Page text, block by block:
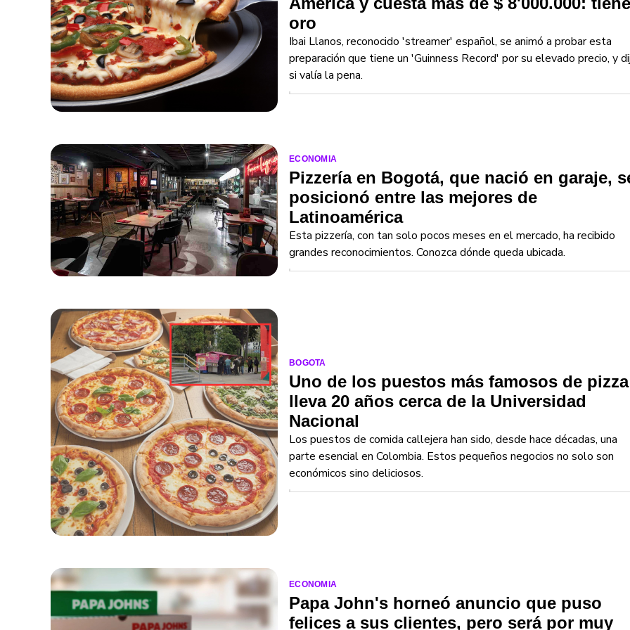
oro
Ibai Llanos, reconocido 'streamer' español, se animó a probar esta
preparación que tiene un 'Guinness Record' por su elevado precio, y
si valía la pena.
ECONOMIA
Pizzería en Bogotá, que nació en garaje,
posicionó entre las mejores de
Latinoamérica
Esta pizzería, con tan solo pocos meses en el mercado, ha recibido
grandes reconocimientos. Conozca dónde queda ubicada.
BOGOTA
Uno de los puestos más famosos de
lleva 20 años cerca de la Universidad
Nacional
Los puestos de comida callejera han sido, desde hace décadas, una
parte esencial en Colombia. Estos pequeños negocios no solo son
económicos sino deliciosos.
ECONOMIA
Papa John's horneó anuncio que puso
felices a sus clientes, pero será por muy